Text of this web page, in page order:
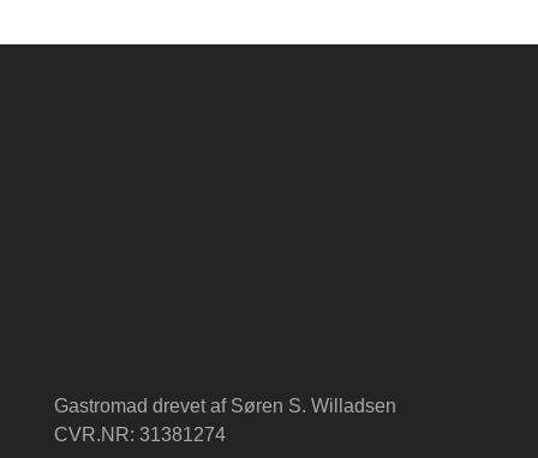
Gastromad drevet af Søren S. Willadsen
CVR.NR: 31381274